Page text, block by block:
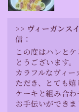
>> ヴィーガンス
信：
この度はハレと
とうございます。
カラフルなヴィ
ただき、とても
ケーキと組み合
お手伝いができま